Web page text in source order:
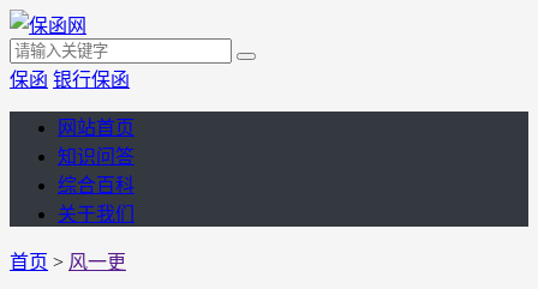
保函 银行保函
网站首页
知识问答
综合百科
关于我们
首页 > 风一更